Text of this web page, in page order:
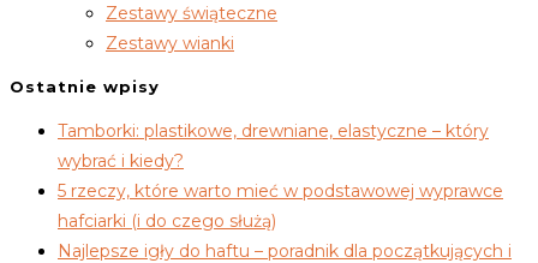
Zestawy świąteczne
Zestawy wianki
Ostatnie wpisy
Tamborki: plastikowe, drewniane, elastyczne – który
wybrać i kiedy?
5 rzeczy, które warto mieć w podstawowej wyprawce
hafciarki (i do czego służą)
Najlepsze igły do haftu – poradnik dla początkujących i